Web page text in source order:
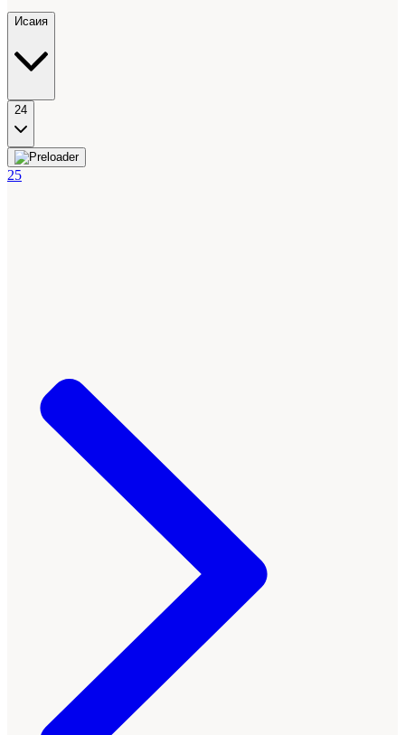
Исаия
24
25